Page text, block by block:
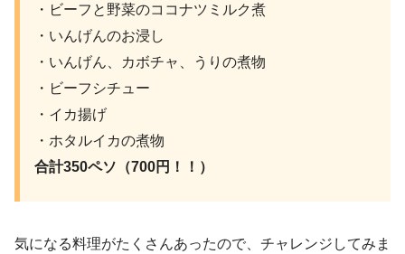
・ビーフと野菜のココナツミルク煮
・いんげんのお浸し
・いんげん、カボチャ、うりの煮物
・ビーフシチュー
・イカ揚げ
・ホタルイカの煮物
合計350ペソ（700円！！）
気になる料理がたくさんあったので、チャレンジしてみま